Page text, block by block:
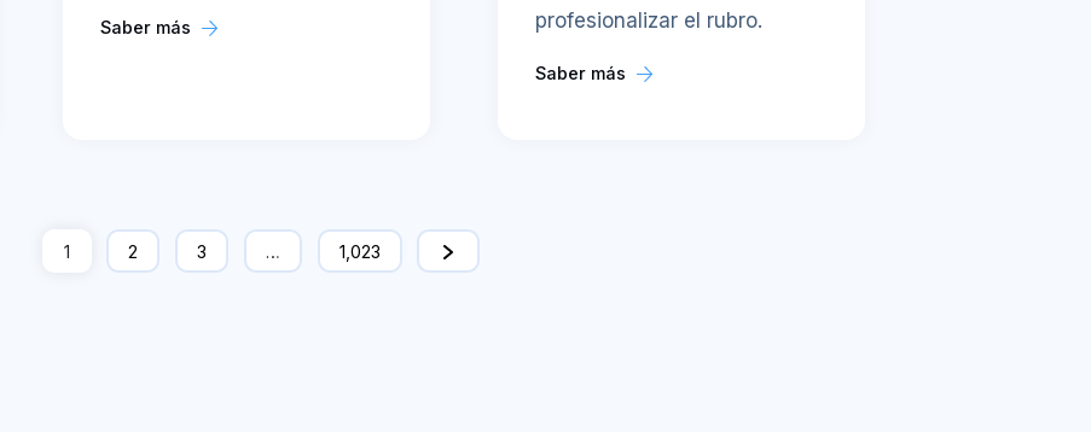
Saber más
profesionalizar el rubro.
Saber más
1 2 3 … 1,023